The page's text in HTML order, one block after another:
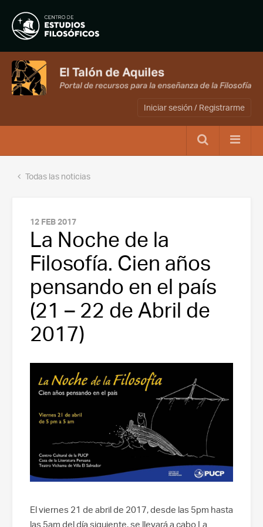
Iniciar sesión / Registrarme
Todas las noticias
12 FEB 2017
La Noche de la
Filosofía. Cien años
pensando en el país
(21 – 22 de Abril de
2017)
El viernes 21 de abril de 2017, desde las 5pm hasta
las 5am del día siguiente, se llevará a cabo La